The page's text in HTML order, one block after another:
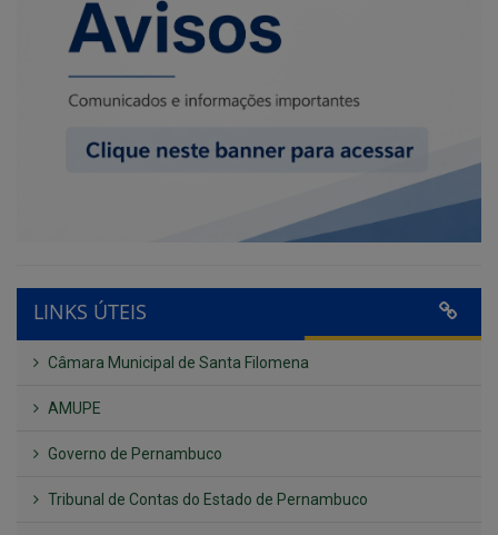
LINKS ÚTEIS
Câmara Municipal de Santa Filomena
AMUPE
Governo de Pernambuco
Tribunal de Contas do Estado de Pernambuco